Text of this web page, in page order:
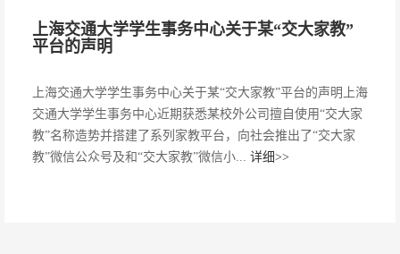
上海交通大学学生事务中心关于某“交大家教”
平台的声明
上海交通大学学生事务中心关于某“交大家教”平台的声明上海
交通大学学生事务中心近期获悉某校外公司擅自使用“交大家
教”名称造势并搭建了系列家教平台，向社会推出了“交大家
教”微信公众号及和“交大家教”微信小... 详细>>